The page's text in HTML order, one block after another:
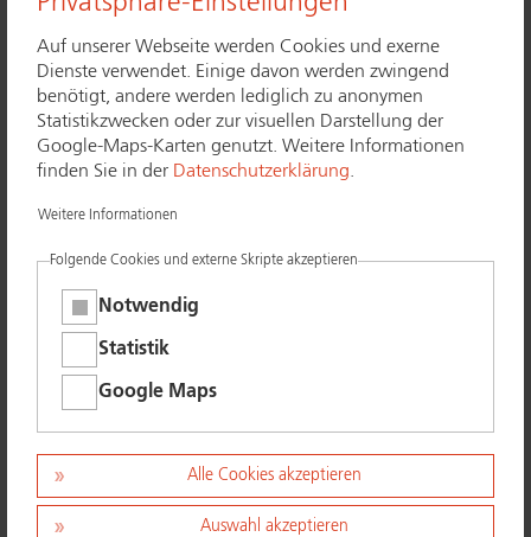
Auf unserer Webseite werden Cookies und exerne
Dienste verwendet. Einige davon werden zwingend
benötigt, andere werden lediglich zu anonymen
Statistikzwecken oder zur visuellen Darstellung der
Google-Maps-Karten genutzt. Weitere Informationen
finden Sie in der Datenschutzerklärung.
Weitere Informationen
Folgende Cookies und externe Skripte akzeptieren
Notwendig
Statistik
Google Maps
Alle Cookies akzeptieren
Auswahl akzeptieren
Bür­ger-News­let­ter
Anrede*
Nachname